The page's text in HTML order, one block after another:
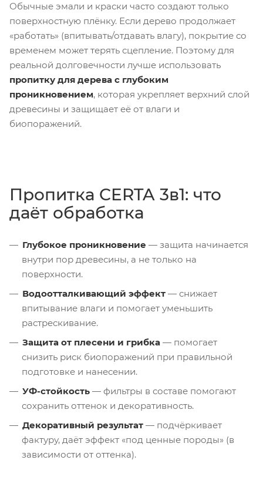
Обычные эмали и краски часто создают только
поверхностную плёнку. Если дерево продолжает
«работать» (впитывать/отдавать влагу), покрытие со
временем может терять сцепление. Поэтому для
реальной долговечности лучше использовать
пропитку для дерева с глубоким
проникновением, которая укрепляет верхний слой
древесины и защищает её от влаги и
биопоражений.
Пропитка CERTA 3в1: что
даёт обработка
Глубокое проникновение — защита начинается
внутри пор древесины, а не только на
поверхности.
Водоотталкивающий эффект — снижает
впитывание влаги и помогает уменьшить
растрескивание.
Защита от плесени и грибка — помогает
снизить риск биопоражений при правильной
подготовке и нанесении.
УФ-стойкость — фильтры в составе помогают
сохранить оттенок и декоративность.
Декоративный результат — подчёркивает
фактуру, даёт эффект «под ценные породы» (в
зависимости от оттенка).